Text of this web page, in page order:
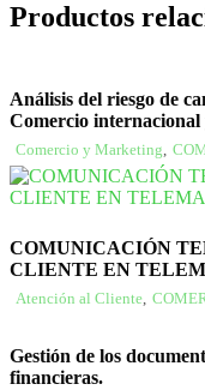
Productos
Análisis del riesgo de
Comercio internacional
Comercio y Marketing,
COMUNICACIÓN
CLIENTE EN
Atención al Cliente,
Gestión de los
financieras.